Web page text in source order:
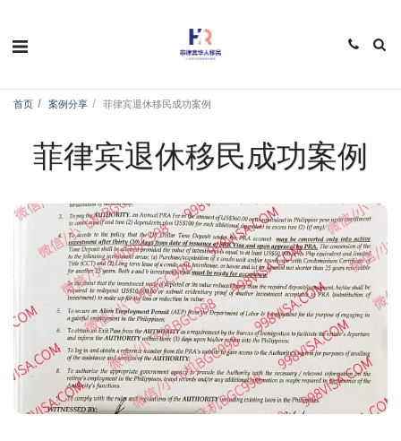
首页 案例分享 菲律宾退休移民成功案例
菲律宾退休移民成功案例